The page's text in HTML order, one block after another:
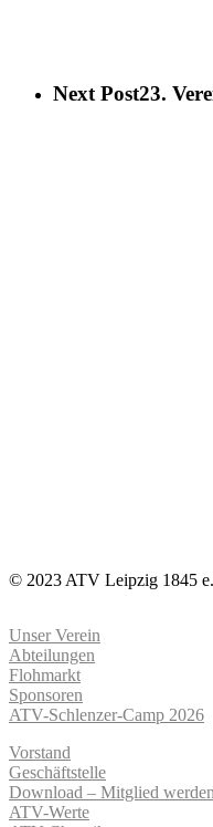
Next Post23.
© 2023 ATV Leipzig 1845
Unser Verein
Abteilungen
Flohmarkt
Sponsoren
ATV-Schlenzer-Camp 2026
Vorstand
Geschäftstelle
Download – Mitglied
ATV-Werte